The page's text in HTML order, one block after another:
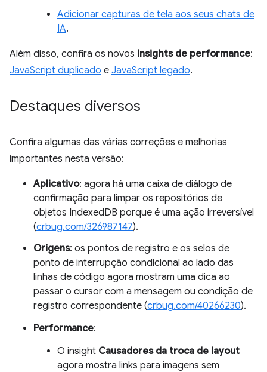
Adicionar capturas de tela aos seus chats de
IA.
Além disso, confira os novos Insights de performance:
JavaScript duplicado e JavaScript legado.
Destaques diversos
Confira algumas das várias correções e melhorias
importantes nesta versão:
Aplicativo: agora há uma caixa de diálogo de
confirmação para limpar os repositórios de
objetos IndexedDB porque é uma ação irreversível
(crbug.com/326987147).
Origens: os pontos de registro e os selos de
ponto de interrupção condicional ao lado das
linhas de código agora mostram uma dica ao
passar o cursor com a mensagem ou condição de
registro correspondente (crbug.com/40266230).
Performance:
O insight Causadores da troca de layout
agora mostra links para imagens sem